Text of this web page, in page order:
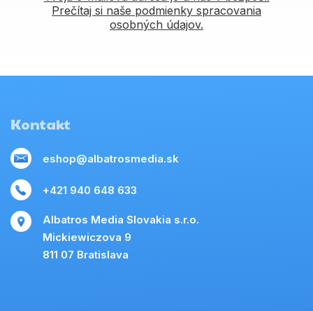
Prečítaj si naše podmienky spracovania
osobných údajov.
Kontakt
eshop@albatrosmedia.sk
+421 940 648 633
Albatros Media Slovakia s.r.o.
Mickiewiczova 9
811 07 Bratislava